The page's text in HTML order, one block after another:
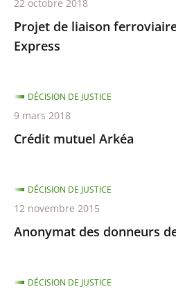
Projet de liaison
Express
22 octobre 2018
Crédit mutuel Arkéa
DÉCISION DE JUSTICE
9 mars 2018
Anonymat des donneurs
DÉCISION DE JUSTICE
12 novembre 2015
DÉCISION DE JUSTICE